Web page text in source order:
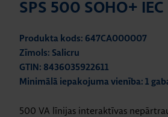
SPS 500 SOHO+ IEC
Produkta kods: 647CA000007
Zīmols: Salicru
GTIN: 8436035922611
Minimālā iepakojuma vienība: 1
500 VA līnijas interaktīvas